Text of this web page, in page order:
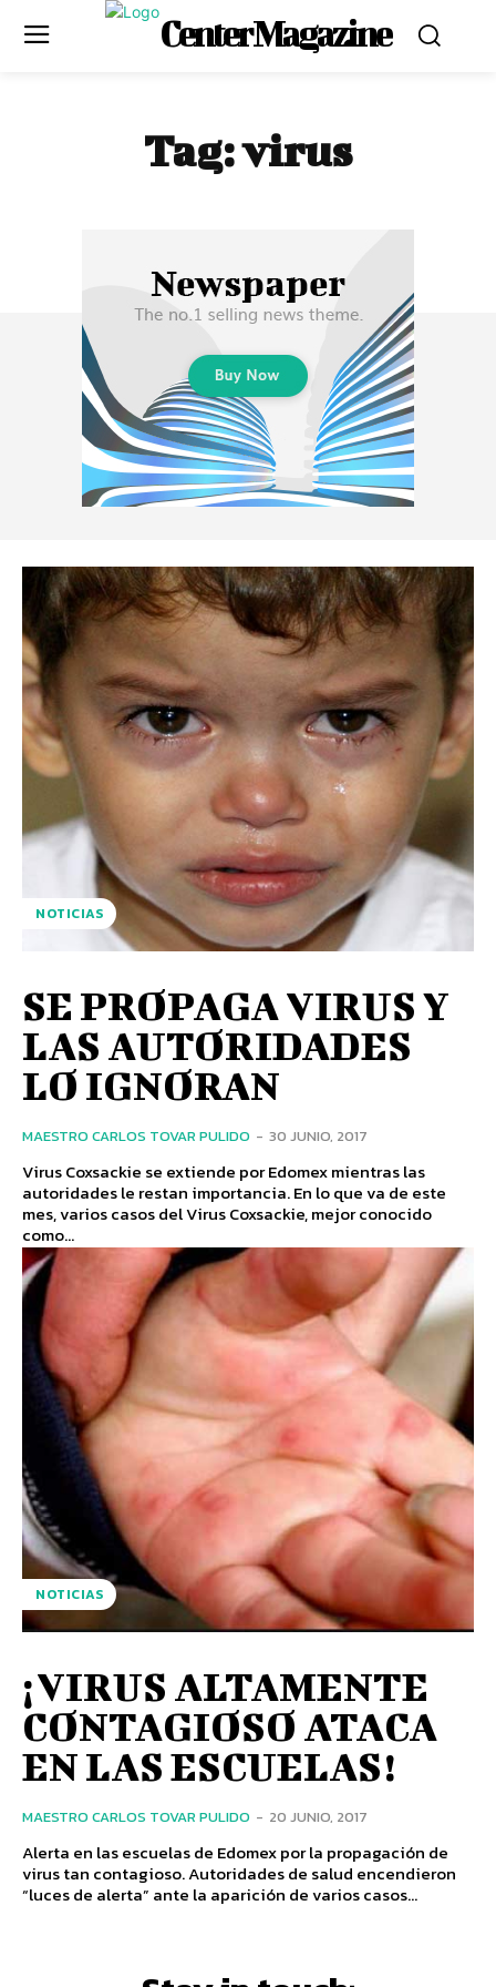
Center Magazine
Tag:virus
NOTICIAS
SE PROPAGA VIRUS Y
LAS AUTORIDADES
LO IGNORAN
MAESTRO CARLOS TOVAR PULIDO - 30 JUNIO, 2017
Virus Coxsackie se extiende por Edomex mientras las
autoridades le restan importancia. En lo que va de este
mes, varios casos del Virus Coxsackie, mejor conocido
como...
NOTICIAS
¡VIRUS ALTAMENTE
CONTAGIOSO ATACA
EN LAS ESCUELAS!
MAESTRO CARLOS TOVAR PULIDO - 20 JUNIO, 2017
Alerta en las escuelas de Edomex por la propagación de
virus tan contagioso. Autoridades de salud encendieron
“luces de alerta” ante la aparición de varios casos...